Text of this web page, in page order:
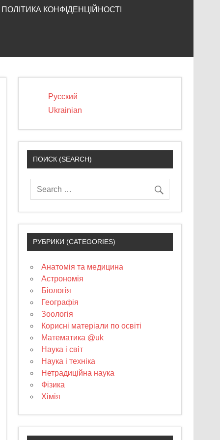
ПОЛІТИКА КОНФІДЕНЦІЙНОСТІ
Русский
Ukrainian
ПОИСК (SEARCH)
РУБРИКИ (CATEGORIES)
Анатомія та медицина
Астрономія
Біологія
Географія
Зоологія
Корисні матеріали по освіті
Математика @uk
Наука і світ
Наука і техніка
Нетрадиційна наука
Фізика
Хімія